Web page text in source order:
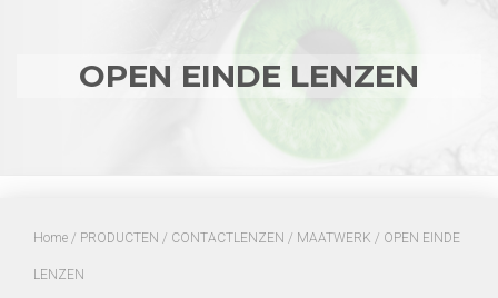
OPEN EINDE LENZEN
Home / PRODUCTEN / CONTACTLENZEN / MAATWERK / OPEN EINDE
LENZEN